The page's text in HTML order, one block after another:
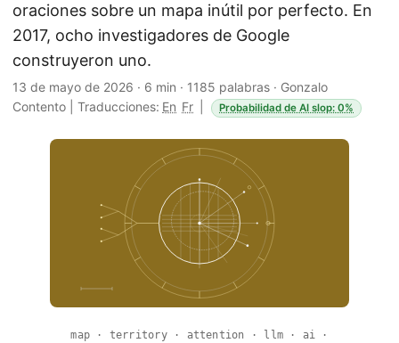
oraciones sobre un mapa inútil por perfecto. En
2017, ocho investigadores de Google
construyeron uno.
13 de mayo de 2026 · 6 min · 1185 palabras · Gonzalo
Contento
Traducciones: En Fr Probabilidad de AI slop: 0%
map · territory · attention · llm · ai ·